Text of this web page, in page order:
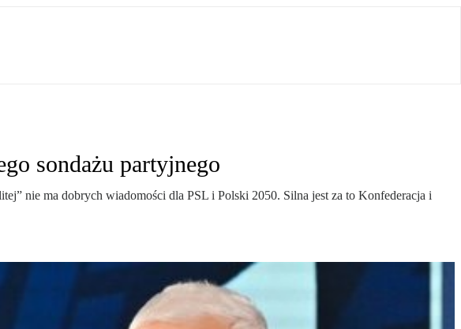
sondażu partyjnego
nie ma dobrych wiadomości dla PSL i Polski 2050. Silna jest za to Konfederacja i